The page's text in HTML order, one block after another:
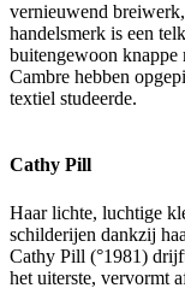
vernieuwend
handelsmerk is een
buitengewoon knappe
Cambre hebben
textiel studeerde.
Cathy Pill
Haar lichte, luchtige
schilderijen dankzij
Cathy Pill (°1981)
het uiterste, vervormt